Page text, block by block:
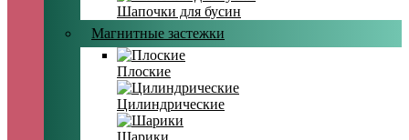
Шапочки для бусин
Магнитные застежки
Плоские
Цилиндрические